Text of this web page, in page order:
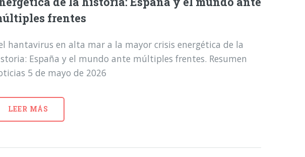
frentes
hantavirus en alta mar a la mayor crisis energética de la
España y el mundo ante múltiples frentes. Resumen
5 de mayo de 2026
LEER MÁS